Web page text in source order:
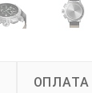
ОПЛАТА